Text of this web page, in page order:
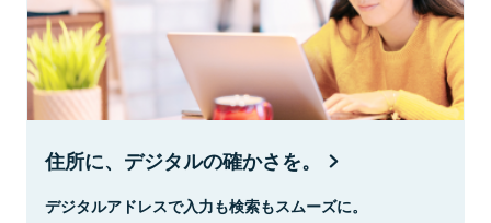
住所に、デジタルの確かさを。
デジタルアドレスで入力も検索もスムーズに。